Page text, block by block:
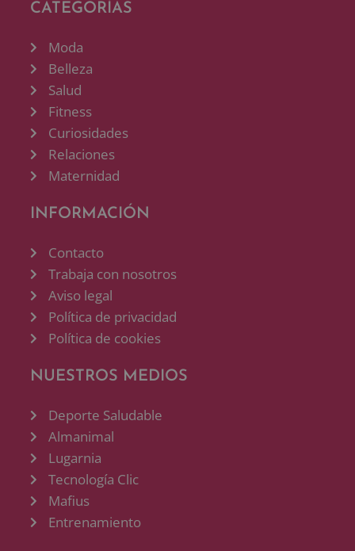
CATEGORÍAS
Moda
Belleza
Salud
Fitness
Curiosidades
Relaciones
Maternidad
INFORMACIÓN
Contacto
Trabaja con nosotros
Aviso legal
Política de privacidad
Política de cookies
NUESTROS MEDIOS
Deporte Saludable
Almanimal
Lugarnia
Tecnología Clic
Mafius
Entrenamiento